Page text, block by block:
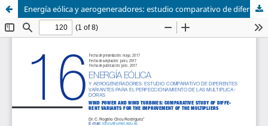
Energía eólica y aerogeneradores: estudio comparativo de diferentes variantes para el perfeccionamiento de las multiplicadoras